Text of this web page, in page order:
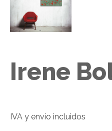
Irene
IVA y envío incluidos